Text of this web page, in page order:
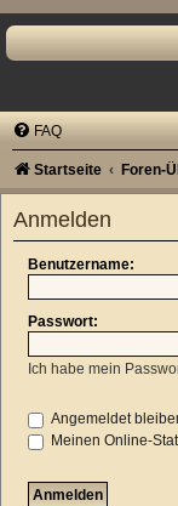
FAQ
Startseite Foren-
Anmelden
Benutzername:
Passwort:
Ich habe mein
Angemeldet
Meinen Online-